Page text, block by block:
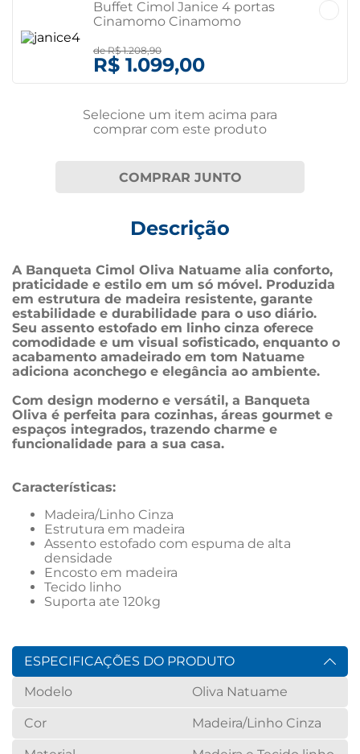
Buffet Cimol Janice 4 portas
Cinamomo Cinamomo
deR$ 1.208,90
R$ 1.099,00
Selecione um item acima para
comprar com este produto
COMPRAR JUNTO
Descrição
A Banqueta Cimol Oliva Natuame alia conforto,
praticidade e estilo em um só móvel. Produzida
em estrutura de madeira resistente, garante
estabilidade e durabilidade para o uso diário.
Seu assento estofado em linho cinza oferece
comodidade e um visual sofisticado, enquanto o
acabamento amadeirado em tom Natuame
adiciona aconchego e elegância ao ambiente.
Com design moderno e versátil, a Banqueta
Oliva é perfeita para cozinhas, áreas gourmet e
espaços integrados, trazendo charme e
funcionalidade para a sua casa.
Características:
Madeira/Linho Cinza
Estrutura em madeira
Assento estofado com espuma de alta
densidade
Encosto em madeira
Tecido linho
Suporta ate 120kg
ESPECIFICAÇÕES DO PRODUTO
Modelo
Oliva Natuame
Cor Madeira/Linho Cinza